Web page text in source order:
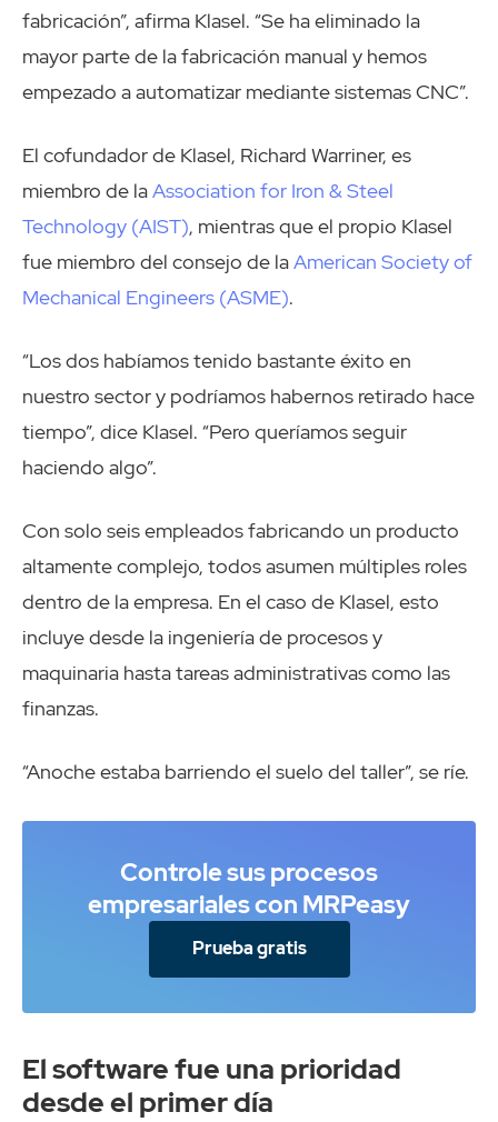
fabricación”, afirma Klasel. “Se ha eliminado la
mayor parte de la fabricación manual y hemos
empezado a automatizar mediante sistemas CNC”.
El cofundador de Klasel, Richard Warriner, es
miembro de laAssociation for Iron & Steel
Technology (AIST), mientras que el propio Klasel
fue miembro del consejo de laAmerican Society of
Mechanical Engineers (ASME).
“Los dos habíamos tenido bastante éxito en
nuestro sector y podríamos habernos retirado hace
tiempo”, dice Klasel. “Pero queríamos seguir
haciendo algo”.
Con solo seis empleados fabricando un producto
altamente complejo, todos asumen múltiples roles
dentro de la empresa. En el caso de Klasel, esto
incluye desde la ingeniería de procesos y
maquinaria hasta tareas administrativas como las
finanzas.
“Anoche estaba barriendo el suelo del taller”, se ríe.
Controle sus procesos
empresariales con MRPeasy
Prueba gratis
El software fue una prioridad
desde el primer día